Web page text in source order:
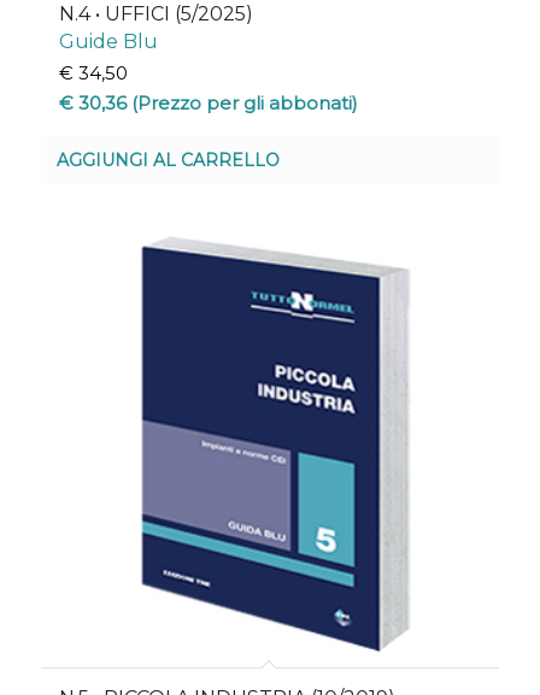
N.4 • UFFICI (5/2025)
Guide Blu
€ 34,50
€ 30,36(Prezzo per gli abbonati)
AGGIUNGI AL CARRELLO